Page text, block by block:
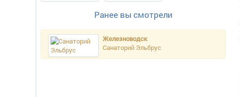
Ранее вы смотрели
Железноводск
Санаторий Эльбрус